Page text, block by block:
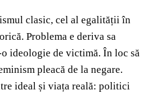
clasic, cel al egalității în
Problema e deriva sa
ideologie de victimă. În loc să
pleacă de la negare.
ideal și viața reală: politici